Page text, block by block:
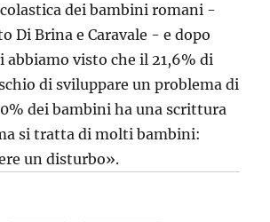
dei bambini romani -
Di Brina e Caravale - e dopo
abbiamo visto che il 21,6% di
di sviluppare un problema di
dei bambini ha una scrittura
si tratta di molti bambini:
un disturbo».